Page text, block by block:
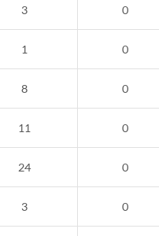
3 0
1 0
8 0
11 0
24 0
3 0